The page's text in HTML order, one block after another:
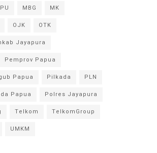
MBG
MK
OJK
OTK
Jayapura
Pemprov Papua
Papua Pilkada
PLN
Papua
Polres Jayapura
Telkom
TelkomGroup
UMKM